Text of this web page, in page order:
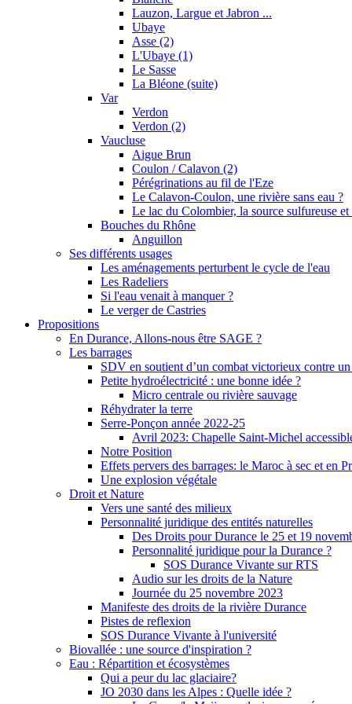
Lauzon, Largue et Jabron ...
Ubaye
Asse (2)
L'Ubaye (1)
Le Sasse
La Bléone (suite)
Var
Verdon
Verdon (2)
Vaucluse
Aigue Brun
Coulon / Calavon (2)
Pérégrinations au fil de l'Eze
Le Calavon-Coulon, une rivière sans eau ?
Le lac du Colombier, la source sulfureuse
Bouches du Rhône
Anguillon
Ses différents usages
Les aménagements perturbent le cycle de l'eau
Les Radeliers
Si l'eau venait à manquer ?
Le verger de Castries
Propositions
En Durance, Allons-nous être SAGE ?
Les barrages
SDV en soutient d’un combat victorieux contre un
Petite hydroélectricité : une bonne idée ?
Micro centrale ou rivière sauvage
Réhydrater la terre
Serre-Ponçon année 2022-25
Avril 2023: Chapelle Saint-Michel
Notre Position
Effets pervers des barrages: le Maroc à sec et en
Une explosion végétale
Droit et Nature
Vers une santé des milieux
Personnalité juridique des entités naturelles
Des Droits pour Durance le 25 et 19
Personnalité juridique pour la Durance ?
SOS Durance Vivante sur RTS
Audio sur les droits de la Nature
Journée du 25 novembre 2023
Manifeste des droits de la rivière Durance
Pistes de reflexion
SOS Durance Vivante à l'université
Biovallée : une source d'inspiration ?
Eau : Répartition et écosystèmes
Qui a peur du lac glaciaire?
JO 2030 dans les Alpes : Quelle idée ?